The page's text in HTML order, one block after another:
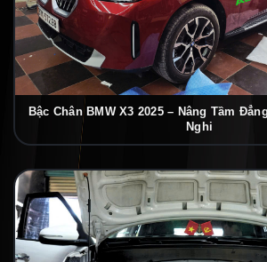
Bậc Chân BMW X3 2025 – Nâng Tầm
Nghi